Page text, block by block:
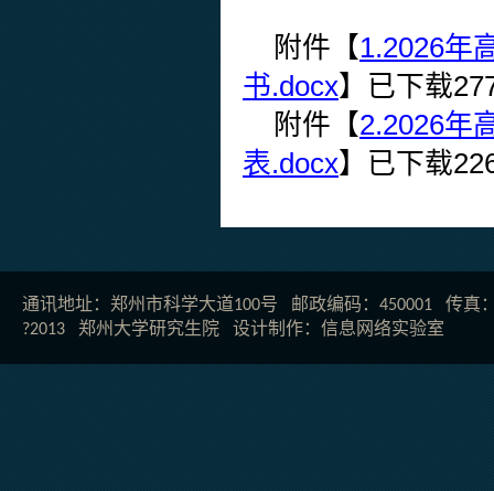
附件【1.2026年
书.docx】已下载
附件【2.2026年
表.docx】已下载
通讯地址：郑州市科学大道100号 邮政编码：450001 传真
?2013 郑州大学研究生院 设计制作： 信息网络实验室